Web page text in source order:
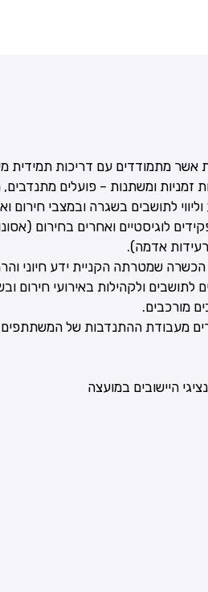
אשר מתמודדים עם דריכות תמידית
זמניות ומשתנות – פועלים מתנדבים,
לתושבים בשגרה ובמצבי חירום
לוגיסטיים ואחרים בחירום
רעידות אדמה).
הכשרה שמטרתה הקניית ידע חיוני
ולקהילות באירועי חירום
מורכבים.
מעבודת ההתנדבות של
היישובים במועצה